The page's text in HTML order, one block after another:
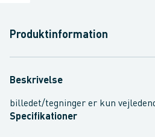
Produktinformation
Beskrivelse
billedet/tegninger er kun
Specifikationer